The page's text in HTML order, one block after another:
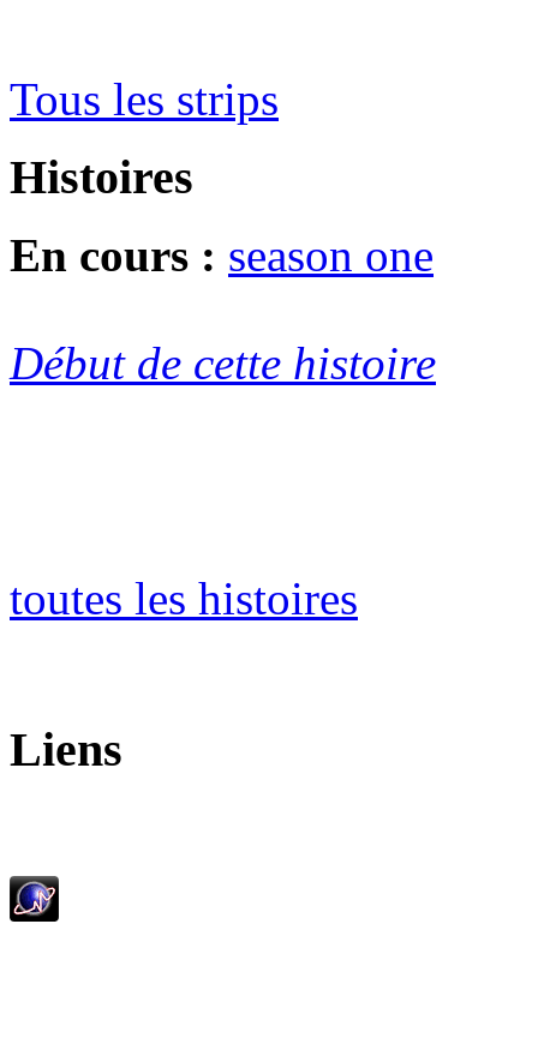
Tous les strips
Histoires
En cours : season one
Début de cette histoire
toutes les histoires
Liens